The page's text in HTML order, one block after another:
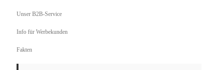
Unser B2B-Service
Info für Werbekunden
Fakten